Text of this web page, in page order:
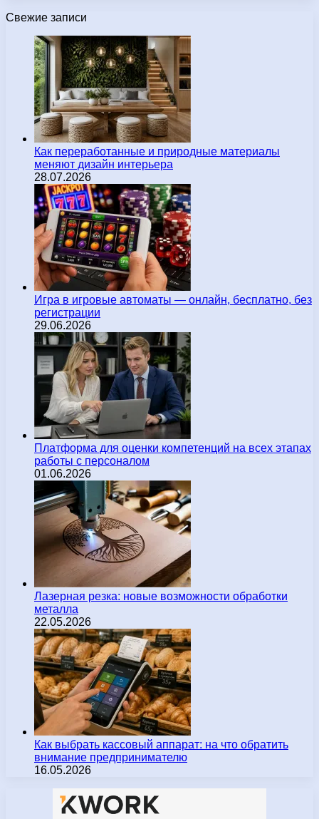
Свежие записи
Как переработанные и природные материалы
меняют дизайн интерьера
28.07.2026
Игра в игровые автоматы — онлайн, бесплатно, без
регистрации
29.06.2026
Платформа для оценки компетенций на всех этапах
работы с персоналом
01.06.2026
Лазерная резка: новые возможности обработки
металла
22.05.2026
Как выбрать кассовый аппарат: на что обратить
внимание предпринимателю
16.05.2026